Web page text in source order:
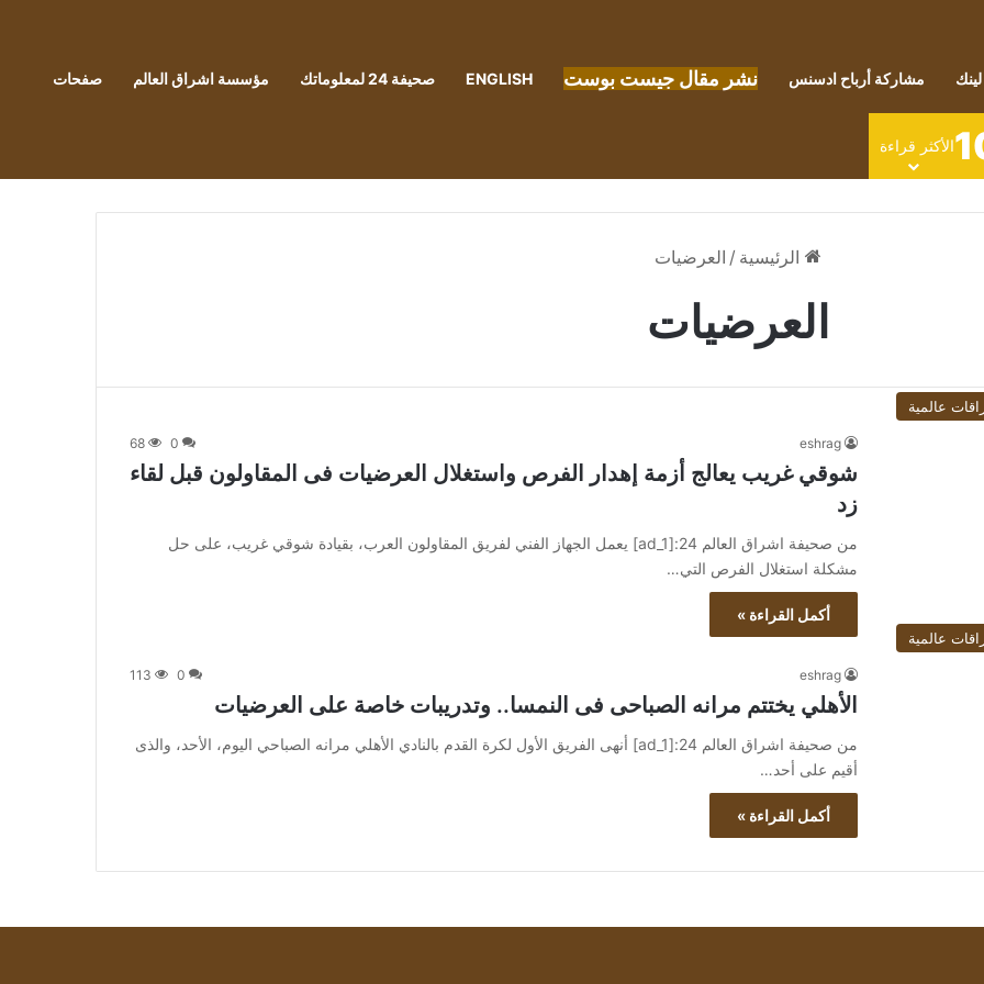
مشاركة أرباح ادسنس نشر مقال جيست بوست ENGLISH صحيفة 24 لمعلوماتك مؤسسة اشراق العالم صفحات
الأكثر قراءة
الرئيسية / العرضيات
العرضيات
عالمية
eshrag
0
68
شوقي غريب يعالج أزمة إهدار الفرص واستغلال العرضيات فى المقاولون قبل لقاء
زد
من صحيفة اشراق العالم 24:[ad_1] يعمل الجهاز الفني لفريق المقاولون العرب، بقيادة شوقي غريب، على حل
مشكلة استغلال الفرص التي…
أكمل القراءة »
عالمية
eshrag
0
113
الأهلي يختتم مرانه الصباحى فى النمسا.. وتدريبات خاصة على العرضيات
من صحيفة اشراق العالم 24:[ad_1] أنهى الفريق الأول لكرة القدم بالنادي الأهلي مرانه الصباحي اليوم، الأحد، والذى
أقيم على أحد…
أكمل القراءة »